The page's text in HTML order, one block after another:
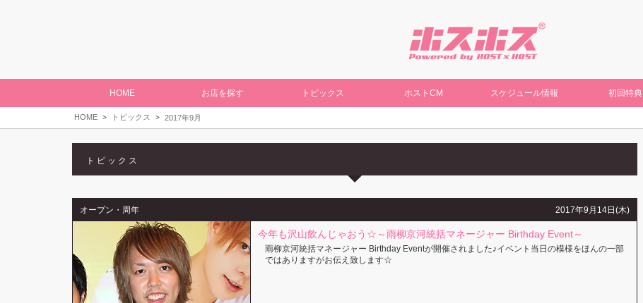
HOME お店を探す トピックス ホストCM スケジュール情報 初回特典
HOME トピックス 2017年9月
トピックス
オープン・周年 2017年9月14日(木)
今年も沢山飲んじゃおう☆～雨柳京河統括マネージャー Birthday Event～
雨柳京河統括マネージャー Birthday Eventが開催されました♪イベント当日の模様をほんの一部
ではありますがお伝え致します☆